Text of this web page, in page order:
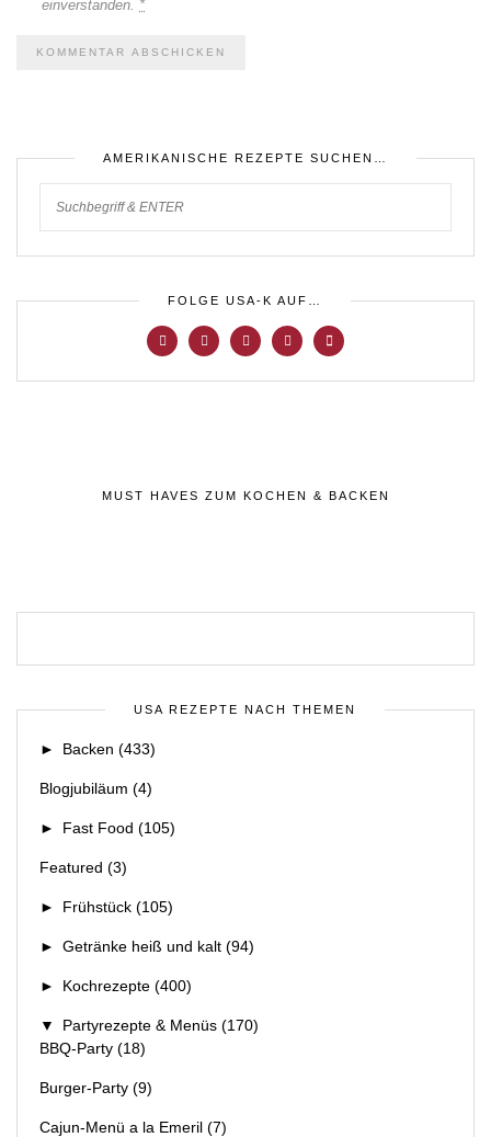
einverstanden. *
AMERIKANISCHE REZEPTE SUCHEN…
FOLGE USA-K AUF…
MUST HAVES ZUM KOCHEN & BACKEN
USA REZEPTE NACH THEMEN
► Backen (433)
Blogjubiläum (4)
► Fast Food (105)
Featured (3)
► Frühstück (105)
► Getränke heiß und kalt (94)
► Kochrezepte (400)
▼ Partyrezepte & Menüs (170)
BBQ-Party (18)
Burger-Party (9)
Cajun-Menü a la Emeril (7)